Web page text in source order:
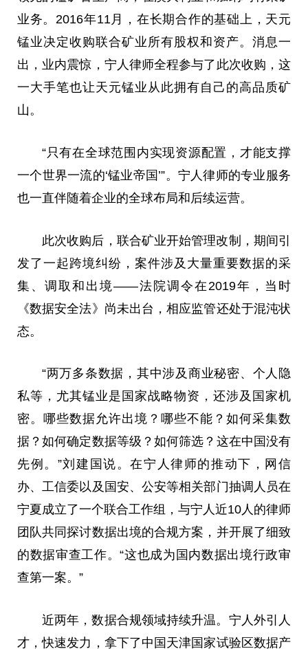
业务。2016年11月，在长期合作的基础上，天元
锰业决定收购联合矿业所有股权和资产。消息一
出，业内震惊，宁人律师全程参与了此次收购，这
一大手笔也让天元锰业从此拥有自己的高品质矿
山。
“只有在全球范围内实现资源配置，才能支撑
一个世界一流的‘锰业帝国’”。宁人律师的专业服务
也一直伴随着企业的全球布局和后续运营。
此次收购后，联合矿业开始管理改制，期间引
发了一起跨境纠纷，案件涉及大量重要数据的采
集、调取和出境——法院调令在2019年，当时
《数据安全法》尚未出台，相应监管还处于混沌状
态。
“两万多条数据，其中涉及商业秘密、个人隐
私等，尤其锰业是 国家战略物资，还涉及 国家机
密。哪些数据允许出境？哪些不能？如何采集数
据？如何确定数据等级？如何筛选？这在中国没有
先例。”刘 建国说。在宁人律师的推动下，网信
办、工信委以及国安、公安等相关部门抽调人员在
宁夏成立了一个联合工作组，与宁人近10人的律师
团队共同探讨数据出境的合规方案，并开展了细致
的数据审查工作。“这也成为国内数据出境行政审
查第一案。”
近两年，数据合规领域持续升温。宁人外引人
才，快速发力，拿下了中国天津国家试验区数据产